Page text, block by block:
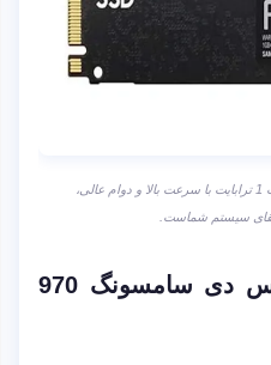
SSD سامسونگ 970 EVO Plus ظرفیت 1 ترابایت با سرعت بالا و دوام عالی،
سیستم شماست.
ظرفیت حافظه اس اس دی سامسونگ 970